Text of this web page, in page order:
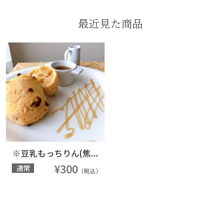
最近見た商品
※豆乳もっちりん(焦...
通常 ¥300 （税込）